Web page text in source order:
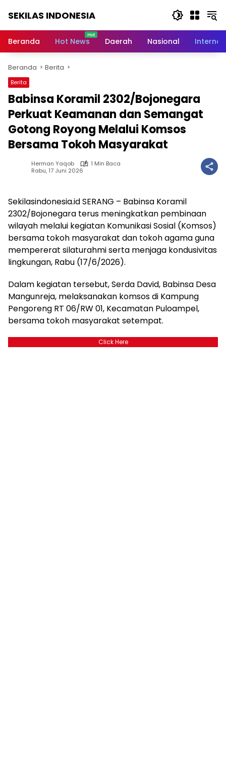
SEKILAS INDONESIA
Terkini,
Latest
World,
Headlines,
News
Today
Beranda Hot News Daerah Nasional
Beranda Berita
Berita
Babinsa Koramil 2302/Bojonegara
Perkuat Keamanan dan Semangat
Gotong Royong Melalui Komsos
Bersama Tokoh Masyarakat
Herman Yaqob
1 Min Baca
Rabu, 17 Juni 2026
Sekilasindonesia.id SERANG – Babinsa Koramil
2302/Bojonegara terus meningkatkan pembinaan
wilayah melalui kegiatan Komunikasi Sosial (Komsos)
bersama tokoh masyarakat dan tokoh agama guna
mempererat silaturahmi serta menjaga kondusivitas
lingkungan, Rabu (17/6/2026).
Dalam kegiatan tersebut, Serda David, Babinsa Desa
Mangunreja, melaksanakan komsos di Kampung
Pengoreng RT 06/RW 01, Kecamatan Puloampel,
bersama tokoh masyarakat setempat.
Click Here